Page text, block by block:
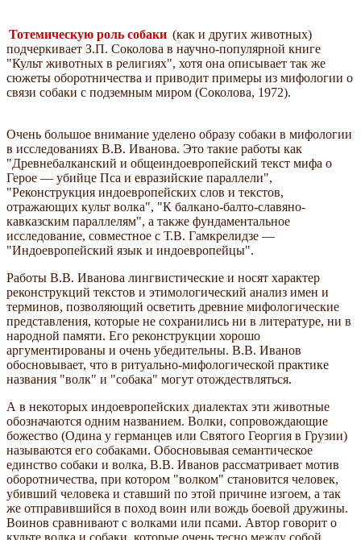
Тотемическую роль собаки (как и других животных)
подчеркивает З.П. Соколова в научно-популярной книге
"Культ животных в религиях", хотя она описывает так же
сюжеты оборотничества и приводит примеры из мифологии о
связи собаки с подземным миром (Соколова, 1972).
Очень большое внимание уделено образу собаки в мифологии
в исследованиях В.В. Иванова. Это такие работы как
"Древнебалканский и общеиндоевропейский текст мифа о
Герое — убийце Пса и евразийские параллели",
"Реконструкция индоевропейских слов и текстов,
отражающих культ волка", "К балкано-балто-славяно-
кавказским параллелям", а также фундаментальное
исследование, совместное с Т.В. Гамкрелидзе —
"Индоевропейский язык и индоевропейцы".
Работы В.В. Иванова лингвистические и носят характер
реконструкций текстов и этимологический анализ имен и
терминов, позволяющий осветить древние мифологические
представления, которые не сохранились ни в литературе, ни в
народной памяти. Его реконструкции хорошо
аргументированы и очень убедительны. В.В. Иванов
обосновывает, что в ритуально-мифологической практике
названия "волк" и "собака" могут отождествляться.
А в некоторых индоевропейских диалектах эти животные
обозначаются одним названием. Волки, сопровождающие
божество (Одина у германцев или Святого Георгия в Грузии)
называются его собаками. Обосновывая семантическое
единство собаки и волка, В.В. Иванов рассматривает мотив
оборотничества, при котором "волком" становится человек,
убивший человека и ставший по этой причине изгоем, а так
же отправившийся в поход воин или вождь боевой дружины.
Воинов сравнивают с волками или псами. Автор говорит о
культе волка и собаки, которые очень тесно между собой